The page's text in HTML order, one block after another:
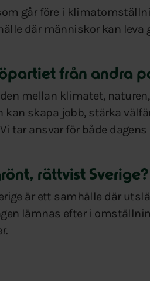
går före i
där människor kan leva
från andra
mellan klimatet,
skapa jobb, stärka
tar ansvar för både
rättvist Sverige?
är ett samhälle där
lämnas efter i